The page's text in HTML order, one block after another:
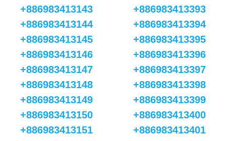
+886983413143
+886983413144
+886983413145
+886983413146
+886983413147
+886983413148
+886983413149
+886983413150
+886983413151
+886983413393
+886983413394
+886983413395
+886983413396
+886983413397
+886983413398
+886983413399
+886983413400
+886983413401